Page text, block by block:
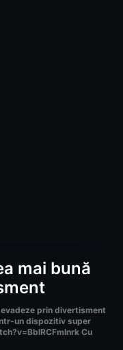
mai bună
prin divertisment
un dispozitiv super
Cu